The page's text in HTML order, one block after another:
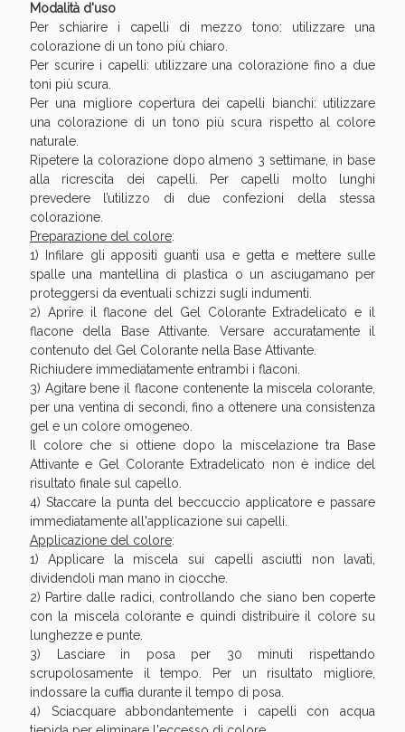
Modalità d'uso
Per schiarire i capelli di mezzo tono: utilizzare una
colorazione di un tono più chiaro.
Per scurire i capelli: utilizzare una colorazione fino a due
toni più scura.
Per una migliore copertura dei capelli bianchi: utilizzare
una colorazione di un tono più scura rispetto al colore
naturale.
Ripetere la colorazione dopo almeno 3 settimane, in base
alla ricrescita dei capelli. Per capelli molto lunghi
prevedere l’utilizzo di due confezioni della stessa
colorazione.
Preparazione del colore:
1) Infilare gli appositi guanti usa e getta e mettere sulle
spalle una mantellina di plastica o un asciugamano per
proteggersi da eventuali schizzi sugli indumenti.
2) Aprire il flacone del Gel Colorante Extradelicato e il
flacone della Base Attivante. Versare accuratamente il
contenuto del Gel Colorante nella Base Attivante.
Richiudere immediatamente entrambi i flaconi.
3) Agitare bene il flacone contenente la miscela colorante,
per una ventina di secondi, fino a ottenere una consistenza
gel e un colore omogeneo.
Il colore che si ottiene dopo la miscelazione tra Base
Attivante e Gel Colorante Extradelicato non è indice del
risultato finale sul capello.
4) Staccare la punta del beccuccio applicatore e passare
immediatamente all'applicazione sui capelli.
Applicazione del colore:
1) Applicare la miscela sui capelli asciutti non lavati,
dividendoli man mano in ciocche.
2) Partire dalle radici, controllando che siano ben coperte
con la miscela colorante e quindi distribuire il colore su
lunghezze e punte.
3) Lasciare in posa per 30 minuti rispettando
scrupolosamente il tempo. Per un risultato migliore,
indossare la cuffia durante il tempo di posa.
4) Sciacquare abbondantemente i capelli con acqua